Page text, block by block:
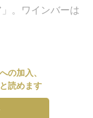
。ワインバーは
の加入、
読めます